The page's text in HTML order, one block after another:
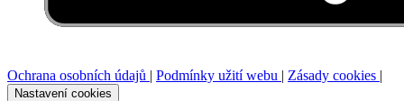
Ochrana osobních údajů | Podmínky užití webu | Zásady cookies |
Nastavení cookies